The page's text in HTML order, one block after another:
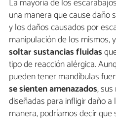
La mayoría de los
una manera que cause daño
y los daños causados por
manipulación de los mismos,
soltar sustancias fluidas
tipo de reacción alérgica.
pueden tener mandíbulas
se sienten amenazados,
diseñadas para infligir daño
manera, podríamos decir que